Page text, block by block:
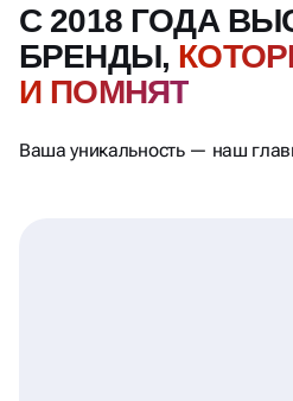
С 2018 ГОДА
БРЕНДЫ,
И ПОМНЯТ
Ваша уникальность — наш